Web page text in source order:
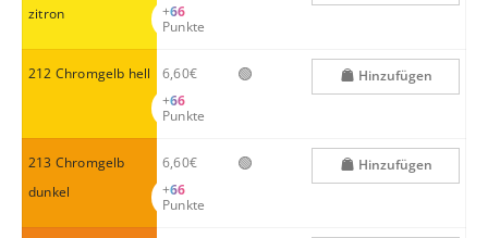
zitron
+66
Punkte
212 Chromgelb hell
6,60€
+66
Punkte
🟢 Hinzufügen
213 Chromgelb
dunkel
6,60€
+66
Punkte
🟢 Hinzufügen